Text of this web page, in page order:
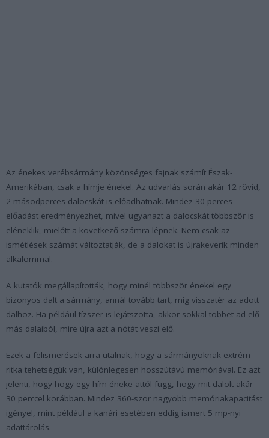
Az énekes verébsármány közönséges fajnak számít Észak-
Amerikában, csak a hímje énekel. Az udvarlás során akár 12 rövid,
2 másodperces dalocskát is előadhatnak. Mindez 30 perces
előadást eredményezhet, mivel ugyanazt a dalocskát többször is
eléneklik, mielőtt a következő számra lépnek. Nem csak az
ismétlések számát változtatják, de a dalokat is újrakeverik minden
alkalommal.
A kutatók megállapították, hogy minél többször énekel egy
bizonyos dalt a sármány, annál tovább tart, míg visszatér az adott
dalhoz. Ha például tízszer is lejátszotta, akkor sokkal többet ad elő
más dalaiból, mire újra azt a nótát veszi elő.
Ezek a felismerések arra utalnak, hogy a sármányoknak extrém
ritka tehetségük van, különlegesen hosszútávú memóriával. Ez azt
jelenti, hogy hogy egy hím éneke attól függ, hogy mit dalolt akár
30 perccel korábban. Mindez 360-szor nagyobb memóriakapacitást
igényel, mint például a kanári esetében eddig ismert 5 mp-nyi
adattárolás.